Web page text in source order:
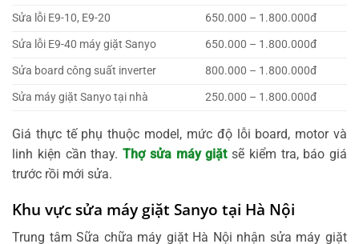
Sửa lỗi E9-10, E9-20
650.000 – 1.800.000đ
Sửa lỗi E9-40 máy giặt Sanyo
650.000 – 1.800.000đ
Sửa board công suất inverter
800.000 – 1.800.000đ
Sửa máy giặt Sanyo tại nhà
250.000 – 1.800.000đ
Giá thực tế phụ thuộc model, mức độ lỗi board, motor và
linh kiện cần thay. Thợ sửa máy giặtsẽ kiểm tra, báo giá
trước rồi mới sửa.
Khu vực sửa máy giặt Sanyo tại Hà Nội
Trung tâm Sữa chữa máy giặt Hà Nội nhận sửa máy giặt